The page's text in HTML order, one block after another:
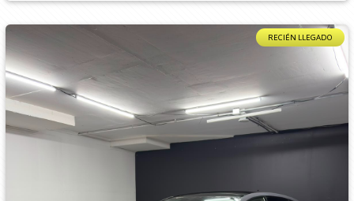
RECIÉN LLEGADO